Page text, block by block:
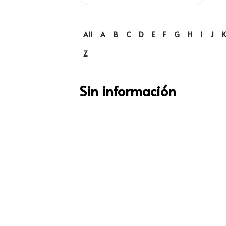
All A B C D E F G H I J K
Z
Sin información